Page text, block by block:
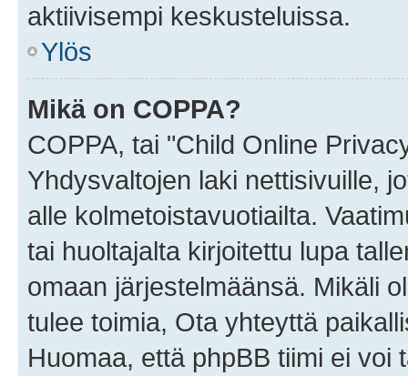
aktiivisempi keskusteluissa.
Ylös
Mikä on COPPA?
COPPA, tai "Child Online
Yhdysvaltojen laki nettisivuille,
alle kolmetoistavuotiailta.
tai huoltajalta kirjoitettu lupa
omaan järjestelmäänsä. Mikäli
tulee toimia, Ota yhteyttä
Huomaa, että phpBB tiimi ei